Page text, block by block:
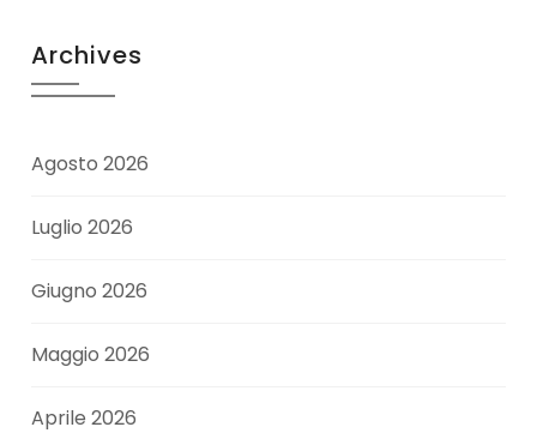
Archives
Agosto 2026
Luglio 2026
Giugno 2026
Maggio 2026
Aprile 2026